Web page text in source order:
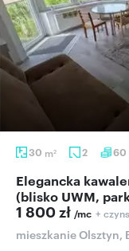
30 m2 2 60
Elegancka kawalerka 30m² w Olsztynie
(blisko UWM,
1 800 zł /mc +
mieszkanie Olsztyn,